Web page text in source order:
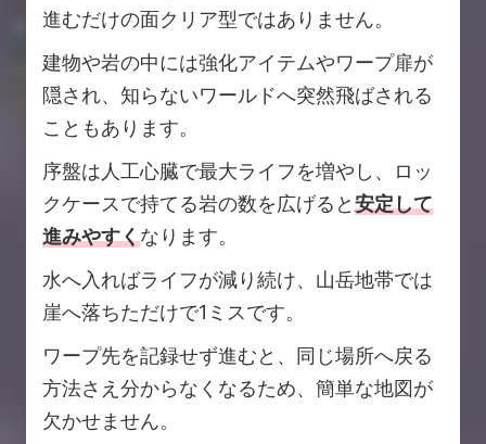
進むだけの面クリア型ではありません。
建物や岩の中には強化アイテムやワープ扉が
隠され、知らないワールドへ突然飛ばされる
こともあります。
序盤は人工心臓で最大ライフを増やし、ロッ
クケースで持てる岩の数を広げると安定して
進みやすくなります。
水へ入ればライフが減り続け、山岳地帯では
崖へ落ちただけで1ミスです。
ワープ先を記録せず進むと、同じ場所へ戻る
方法さえ分からなくなるため、簡単な地図が
欠かせません。